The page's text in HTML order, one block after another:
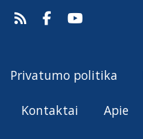
Privatumo politika
Kontaktai Apie